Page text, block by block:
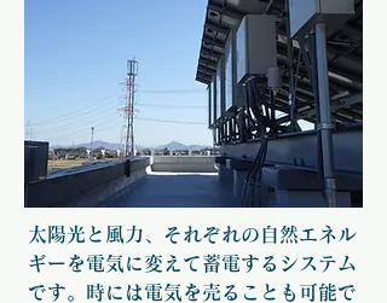
太陽光と風力、それぞれの自然エネル
ギーを電気に変えて蓄電するシステム
です。時には電気を売ることも可能で